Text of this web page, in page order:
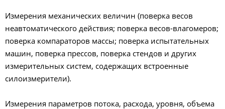
Измерения механических величин (поверка весов
неавтоматического действия; поверка весов-влагомеров;
поверка компараторов массы; поверка испытательных
машин, поверка прессов, поверка стендов и других
измерительных систем, содержащих встроенные
силоизмерители).
Измерения параметров потока, расхода, уровня, объема